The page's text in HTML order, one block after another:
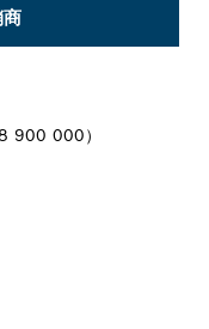
900 000）